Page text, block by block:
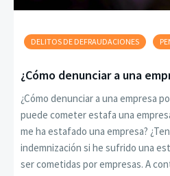
DELITOS DE DEFRAUDACIONES
¿Cómo denunciar a una
¿Cómo denunciar a una empresa
puede cometer estafa una
me ha estafado una empresa?
indemnización si he sufrido una
ser cometidas por empresas. A